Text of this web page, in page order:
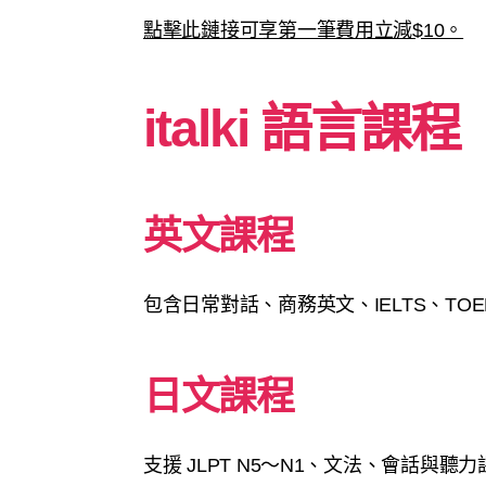
點擊此鏈接可享第一筆費用立減$10。
italki 語言課程
英文課程
包含日常對話、商務英文、IELTS、
日文課程
支援 JLPT N5～N1、文法、會話與聽力